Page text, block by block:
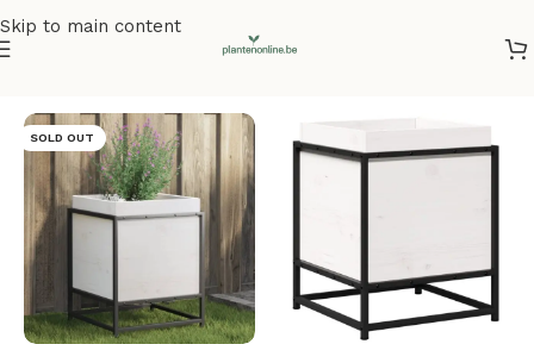
Skip to main content
SOLD OUT